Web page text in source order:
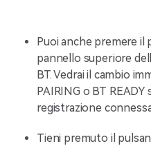
Puoi anche premere il
pannello superiore
BT. Vedrai il cambio
PAIRING o BT
registrazione
Tieni premuto il